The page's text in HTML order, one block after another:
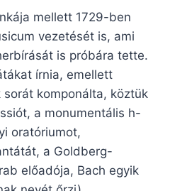
mellett 1729-ben
vezetését is, ami
is próbára tette.
írnia, emellett
sorát komponálta, köztük
a monumentális h-
oratóriumot,
a Goldberg-
előadója, Bach egyik